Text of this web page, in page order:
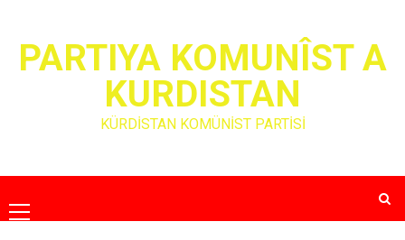
contentPARTIYA KOMUNÎST A
KURDISTAN
KÜRDİSTAN KOMÜNİST PARTİSİ
Primary
Menu